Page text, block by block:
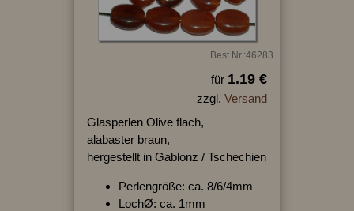
Best.Nr.:46283
für 1.19 €
zzgl. Versand
Glasperlen Olive flach,
alabaster braun,
hergestellt in Gablonz / Tschechien
Perlengröße: ca. 8/6/4mm
LochØ: ca. 1mm